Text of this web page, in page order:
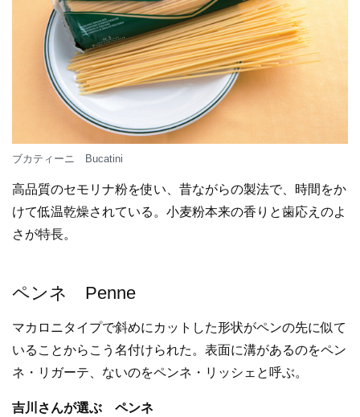
ブカティーニ Bucatini
高品質のセモリナ粉を使い、昔ながらの製法で、時間をか
けて低温乾燥されている。小麦粉本来の香りと歯応えのよ
さが特長。
ペンネ Penne
マカロニタイプで斜めにカットした形状がペンの先に似て
いることからこう名付けられた。表面に溝があるのをペン
ネ・リガーテ、ないのをペンネ・リッシェと呼ぶ。
吉川さんが選ぶ ペンネ